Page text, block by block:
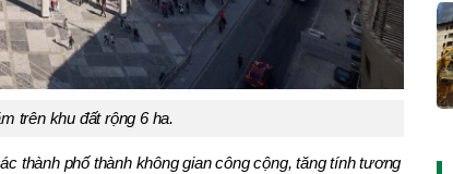
trên khu đất rộng 6 ha.
thành phố thành không gian công cộng, tăng tính tương